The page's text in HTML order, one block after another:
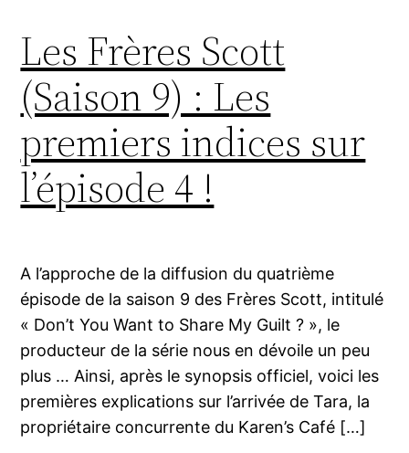
Les Frères Scott
(Saison 9) : Les
premiers indices sur
l’épisode 4 !
A l’approche de la diffusion du quatrième
épisode de la saison 9 des Frères Scott, intitulé
« Don’t You Want to Share My Guilt ? », le
producteur de la série nous en dévoile un peu
plus … Ainsi, après le synopsis officiel, voici les
premières explications sur l’arrivée de Tara, la
propriétaire concurrente du Karen’s Café […]